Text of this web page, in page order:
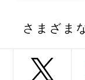
さまざま